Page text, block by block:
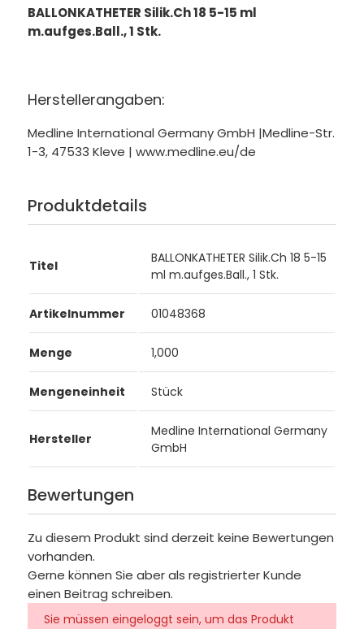
BALLONKATHETER Silik.Ch 18 5-15 ml
m.aufges.Ball., 1 Stk.
Herstellerangaben:
Medline International Germany GmbH |Medline-Str.
1-3, 47533 Kleve | www.medline.eu/de
Produktdetails
Titel
BALLONKATHETER Silik.Ch 18 5-15
ml m.aufges.Ball., 1 Stk.
Artikelnummer 01048368
Menge 1,000
Mengeneinheit Stück
Hersteller
Medline International Germany
GmbH
Bewertungen
Zu diesem Produkt sind derzeit keine Bewertungen
vorhanden.
Gerne können Sie aber als registrierter Kunde
einen Beitrag schreiben.
Sie müssen eingeloggt sein, um das Produkt